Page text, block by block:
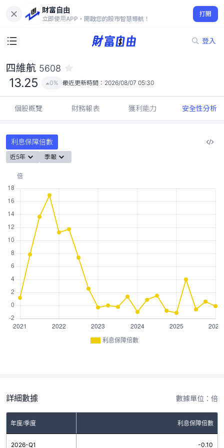
財富自由
立即使用APP，開啟您的股市智慧導航！
打開
登入
13.25
0%
四維航 5608
13.25 0% 最近更新時間： 2026/08/07 05:30
個股概覽 財務報表 獲利能力 安全性分析
利息保障倍數
近5年 季報
利息保障倍數
詳細數據 數據單位：倍
年度/季度 利息保障倍數
2026-Q1 -0.10